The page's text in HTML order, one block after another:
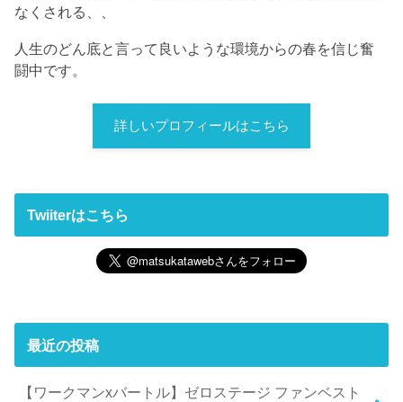
なくされる、、
人生のどん底と言って良いような環境からの春を信じ奮
闘中です。
詳しいプロフィールはこちら
Twiiterはこちら
最近の投稿
【ワークマンxバートル】ゼロステージ ファンベスト